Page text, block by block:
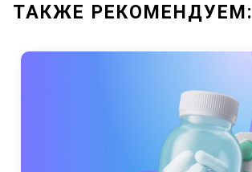
ТАКЖЕ РЕКОМЕНДУЕМ: